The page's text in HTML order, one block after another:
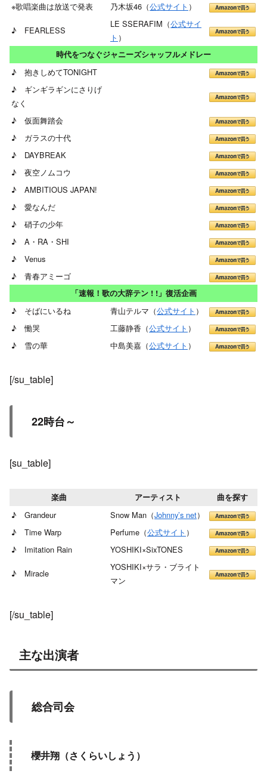
※歌唱楽曲は放送で発表
乃木坂46（公式サイト ）
♪ FEARLESS
LE SSERAFIM（公式サイ
ト ）
時代をつなぐジャニーズシャッフルメドレー
♪ 抱きしめてTONIGHT
♪ ギンギラギンにさりげ
なく
♪ 仮面舞踏会
♪ ガラスの十代
♪ DAYBREAK
♪ 夜空ノムコウ
♪ AMBITIOUS JAPAN!
♪ 愛なんだ
♪ 硝子の少年
♪ A・RA・SHI
♪ Venus
♪ 青春アミーゴ
「速報！歌の大辞テン ! !」復活企画
♪ そばにいるね 青山テルマ（公式サイト ）
♪ 慟哭
工藤静香（公式サイト ）
♪ 雪の華
中島美嘉（公式サイト ）
[/su_table]
22時台～
[su_table]
楽曲 アーティスト 曲を探す
♪ Grandeur Snow Man（Johnny’s net）
♪ Time Warp
Perfume（公式サイト ）
♪ Imitation Rain
YOSHIKI×SixTONES
♪ Miracle
YOSHIKI×サラ・ブライト
マン
[/su_table]
主な出演者
総合司会
櫻井翔（さくらいしょう）